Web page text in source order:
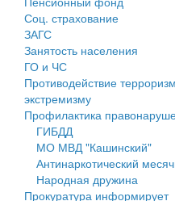
Персональные данные
Оценка регулирующего
Деятельность МУ
Нормативы
Правила
Генеральные планы
Соц. страхование
ЗАГС
Занятость населения
ГО и ЧС
Противодействие
экстремизму
Профилактика
ГИБДД
МО МВД "Кашинский"
Антинаркотический
Народная дружина
Прокуратура информирует